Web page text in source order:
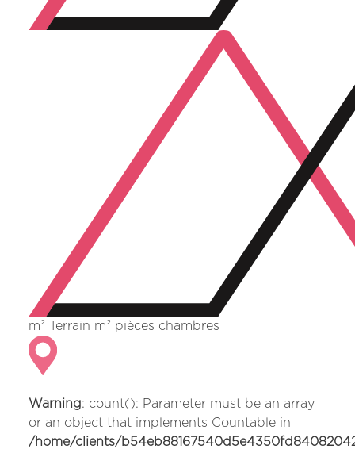
Nos réalisations
Nos projets en cours d’étude
Nous connaître
m² Terrain m² pièces chambres
Warning: count(): Parameter must be an array
or an object that implements Countable in
/home/clients/